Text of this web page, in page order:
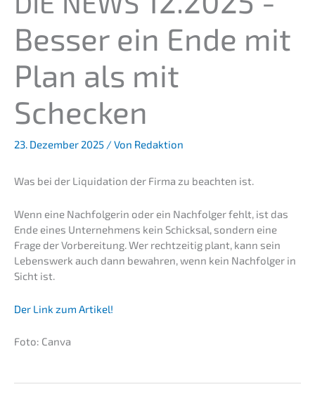
Besser ein Ende mit
Plan als mit
Schecken
23. Dezember 2025 / Von Redaktion
Was bei der Liqui­da­ti­on der Firma zu beach­ten ist.
Wenn eine Nachfol­ge­rin oder ein Nachfol­ger fehlt, ist das
Ende eines Unter­neh­mens kein Schick­sal, sondern eine
Frage der Vorbe­rei­tung. Wer recht­zei­tig plant, kann sein
Lebens­werk auch dann bewah­ren, wenn kein Nachfol­ger in
Sicht ist.
Der Link zum Artikel!
Foto: Canva